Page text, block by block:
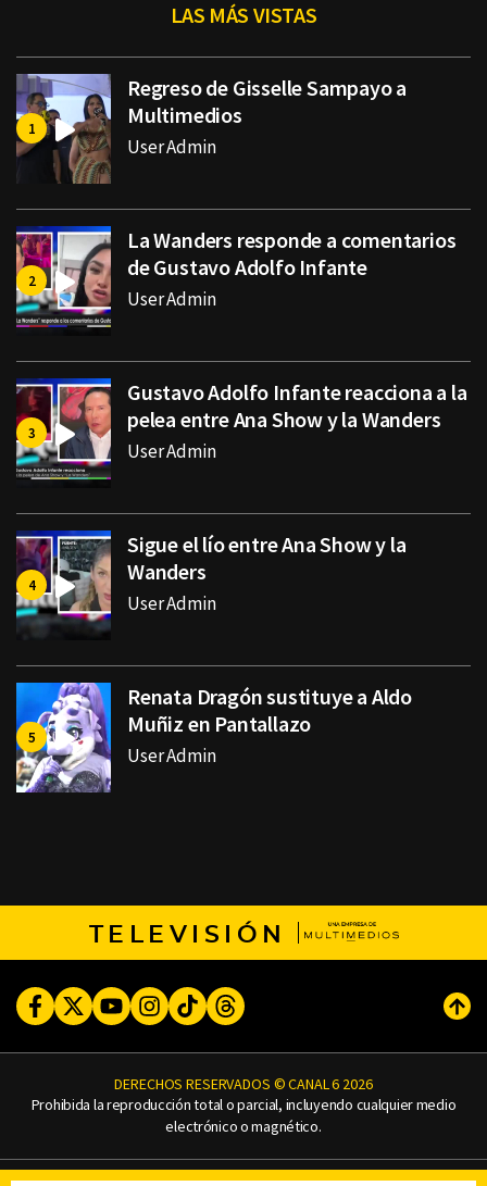
LAS MÁS VISTAS
Regreso de Gisselle Sampayo a
Multimedios
User Admin
La Wanders responde a comentarios
de Gustavo Adolfo Infante
User Admin
Gustavo Adolfo Infante reacciona a la
pelea entre Ana Show y la Wanders
User Admin
Sigue el lío entre Ana Show y la
Wanders
User Admin
Renata Dragón sustituye a Aldo
Muñiz en Pantallazo
User Admin
TELEVISIÓN
FacebookTwitterYoutubeInstagram
TikTokThreads
DERECHOS RESERVADOS © CANAL 6 2026
Prohibida la reproducción total o parcial, incluyendo cualquier medio
electrónico o magnético.